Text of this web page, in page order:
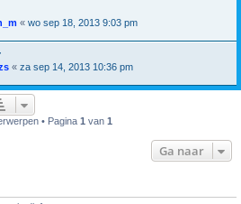
« wo sep 18, 2013 9:03 pm
« za sep 14, 2013 10:36 pm
• Pagina 1 van 1
Ga naar